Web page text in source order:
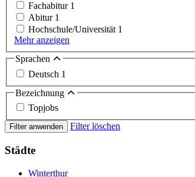
Fachabitur 1
Abitur 1
Hochschule/Universität 1
Mehr anzeigen
Sprachen
Deutsch 1
Bezeichnung
Topjobs
Filter anwenden Filter löschen
Städte
Winterthur